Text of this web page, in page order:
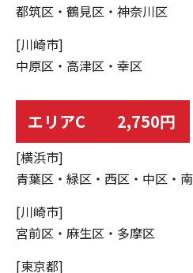
都筑区・鶴見区・神奈川区
[川崎市]
中原区・高津区・幸区
エリアC 2,750円
[横浜市]
青葉区・緑区・西区・中区・
[川崎市]
宮前区・麻生区・多摩区
[東京都]